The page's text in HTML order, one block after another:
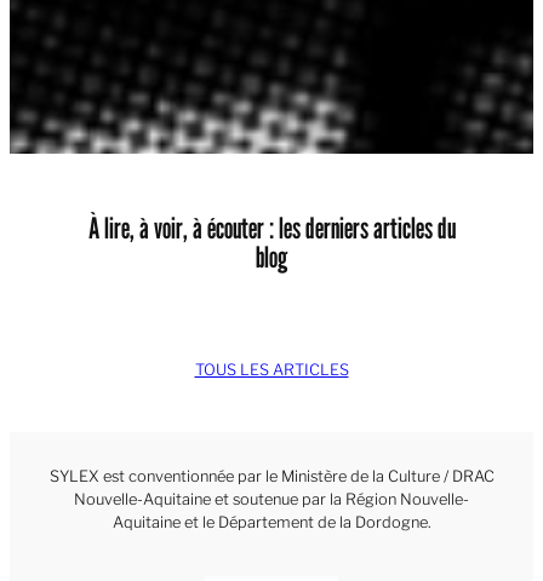
À lire, à voir, à écouter : les derniers articles du
blog
TOUS LES ARTICLES
SYLEX est conventionnée par le Ministère de la Culture / DRAC
Nouvelle-Aquitaine et soutenue par la Région Nouvelle-
Aquitaine et le Département de la Dordogne.